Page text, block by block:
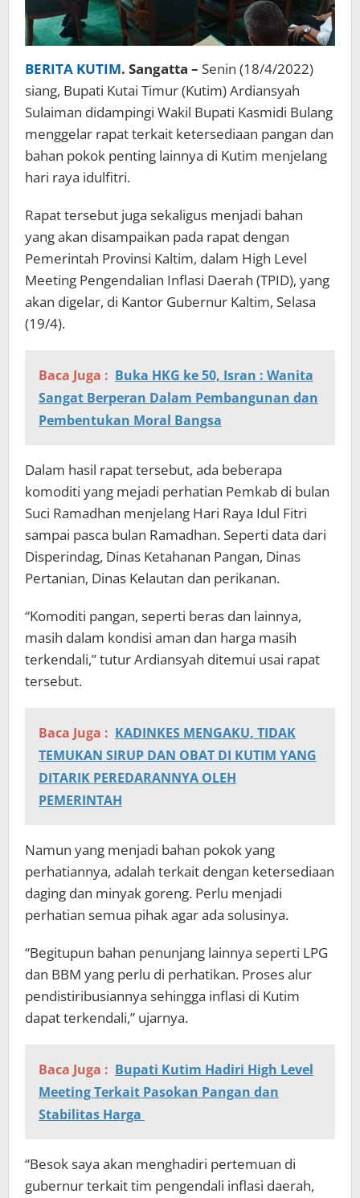
BERITA KUTIM. Sangatta – Senin (18/4/2022)
siang, Bupati Kutai Timur (Kutim) Ardiansyah
Sulaiman didampingi Wakil Bupati Kasmidi Bulang
menggelar rapat terkait ketersediaan pangan dan
bahan pokok penting lainnya di Kutim menjelang
hari raya idulfitri.
Rapat tersebut juga sekaligus menjadi bahan
yang akan disampaikan pada rapat dengan
Pemerintah Provinsi Kaltim, dalam High Level
Meeting Pengendalian Inflasi Daerah (TPID), yang
akan digelar, di Kantor Gubernur Kaltim, Selasa
(19/4).
Baca Juga : Buka HKG ke 50, Isran : Wanita
Sangat Berperan Dalam Pembangunan dan
Pembentukan Moral Bangsa
Dalam hasil rapat tersebut, ada beberapa
komoditi yang mejadi perhatian Pemkab di bulan
Suci Ramadhan menjelang Hari Raya Idul Fitri
sampai pasca bulan Ramadhan. Seperti data dari
Disperindag, Dinas Ketahanan Pangan, Dinas
Pertanian, Dinas Kelautan dan perikanan.
“Komoditi pangan, seperti beras dan lainnya,
masih dalam kondisi aman dan harga masih
terkendali,” tutur Ardiansyah ditemui usai rapat
tersebut.
Baca Juga : KADINKES MENGAKU, TIDAK
TEMUKAN SIRUP DAN OBAT DI KUTIM YANG
DITARIK PEREDARANNYA OLEH
PEMERINTAH
Namun yang menjadi bahan pokok yang
perhatiannya, adalah terkait dengan ketersediaan
daging dan minyak goreng. Perlu menjadi
perhatian semua pihak agar ada solusinya.
“Begitupun bahan penunjang lainnya seperti LPG
dan BBM yang perlu di perhatikan. Proses alur
pendistiribusiannya sehingga inflasi di Kutim
dapat terkendali,” ujarnya.
Baca Juga : Bupati Kutim Hadiri High Level
Meeting Terkait Pasokan Pangan dan
Stabilitas Harga
“Besok saya akan menghadiri pertemuan di
gubernur terkait tim pengendali inflasi daerah,